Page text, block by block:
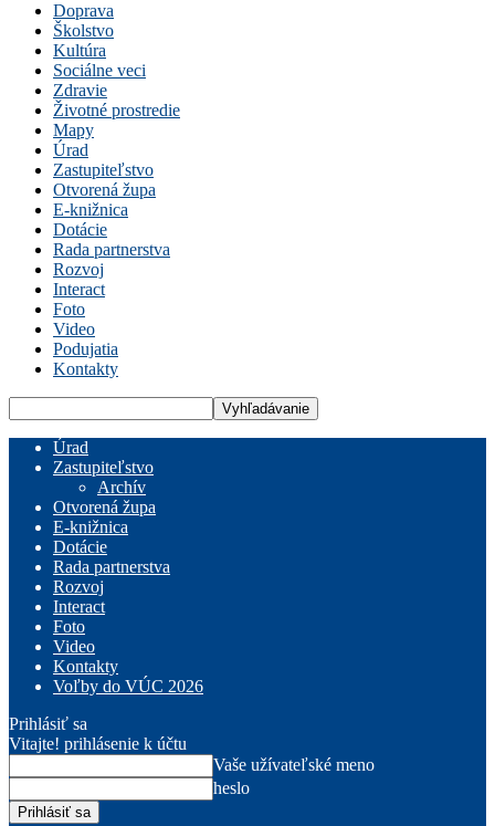
Doprava
Školstvo
Kultúra
Sociálne veci
Zdravie
Životné prostredie
Mapy
Úrad
Zastupiteľstvo
Otvorená župa
E-knižnica
Dotácie
Rada partnerstva
Rozvoj
Interact
Foto
Video
Podujatia
Kontakty
Úrad
Zastupiteľstvo
Archív
Otvorená župa
E-knižnica
Dotácie
Rada partnerstva
Rozvoj
Interact
Foto
Video
Kontakty
Voľby do VÚC 2026
Prihlásiť sa
Vitajte! prihlásenie k účtu
Vaše užívateľské meno
heslo